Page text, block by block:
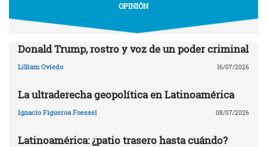
OPINIÓN
Donald Trump, rostro y voz de un poder criminal
Lilliam Oviedo 16/07/2026
La ultraderecha geopolítica en Latinoamérica
Ignacio Figueroa Foessel 08/07/2026
Latinoamérica: ¿patio trasero hasta cuándo?